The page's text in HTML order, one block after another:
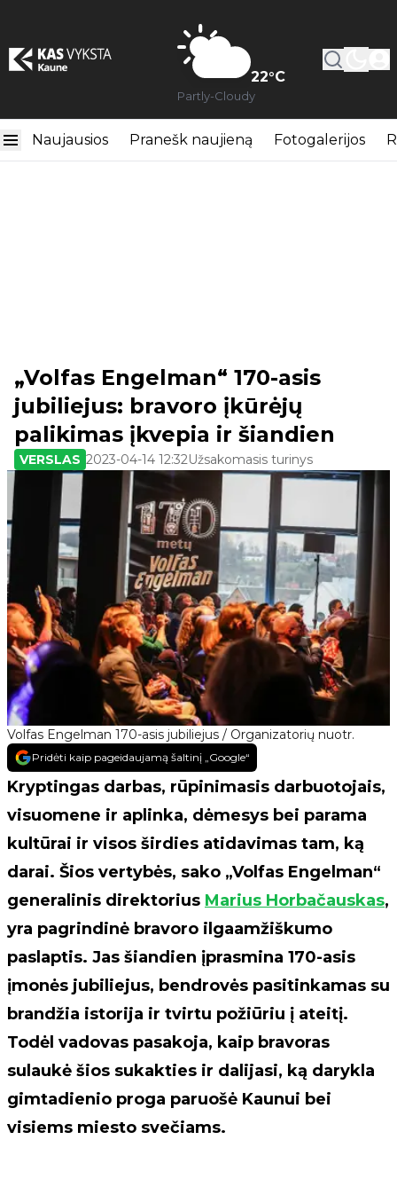
22°C
Partly-Cloudy
Naujausios Pranešk naujieną Fotogalerijos
Volfas Engelman 170-asis jubiliejus / Organizatorių nuotr.
„Volfas Engelman“ 170-asis
jubiliejus: bravoro įkūrėjų
palikimas įkvepia ir šiandien
VERSLAS 2023-04-14 12:32Užsakomasis turinys
Pridėti kaip pageidaujamą šaltinį „Google“
Kryptingas darbas, rūpinimasis darbuotojais,
visuomene ir aplinka, dėmesys bei parama
kultūrai ir visos širdies atidavimas tam, ką
darai. Šios vertybės, sako „Volfas Engelman“
generalinis direktorius Marius Horbačauskas,
yra pagrindinė bravoro ilgaamžiškumo
paslaptis. Jas šiandien įprasmina 170-asis
įmonės jubiliejus, bendrovės pasitinkamas su
brandžia istorija ir tvirtu požiūriu į ateitį.
Todėl vadovas pasakoja, kaip bravoras
sulaukė šios sukakties ir dalijasi, ką darykla
gimtadienio proga paruošė Kaunui bei
visiems miesto svečiams.